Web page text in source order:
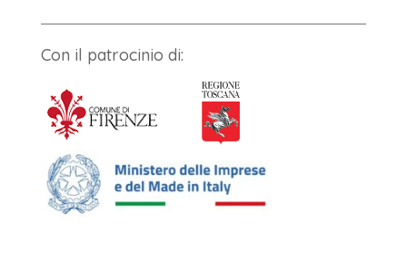
Con il patrocinio di: